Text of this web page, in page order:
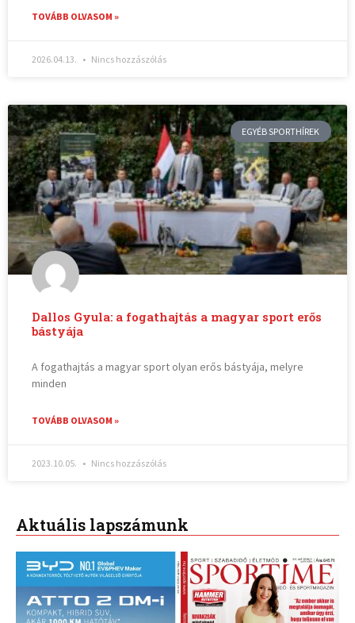
TOVÁBB OLVASOM »
2026.04.13. Nincs hozzászólás
EGYÉB SPORTHÍREK
Dallos Gyula: a fogathajtás a magyar sport erős
bástyája
A fogathajtás a magyar sport olyan erős bástyája, melyre
minden
TOVÁBB OLVASOM »
2023.10.05. Nincs hozzászólás
Aktuális lapszámunk